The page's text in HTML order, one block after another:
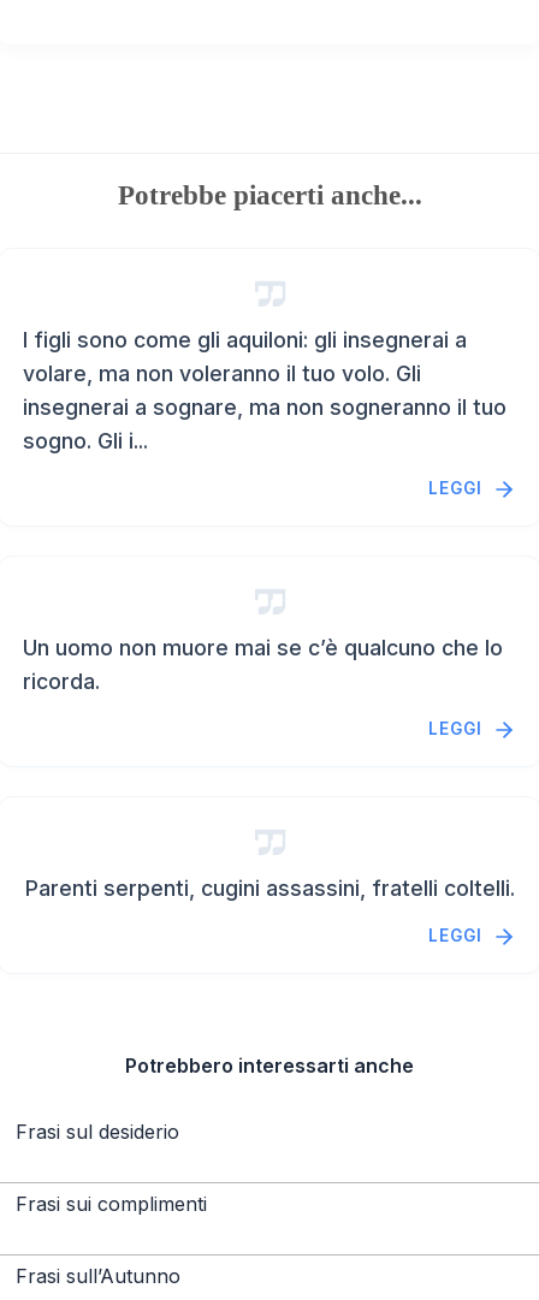
Potrebbe piacerti anche...
I figli sono come gli aquiloni: gli insegnerai a
volare, ma non voleranno il tuo volo. Gli
insegnerai a sognare, ma non sogneranno il tuo
sogno. Gli i...
LEGGI
Un uomo non muore mai se c’è qualcuno che lo
ricorda.
LEGGI
Parenti serpenti, cugini assassini, fratelli coltelli.
LEGGI
Potrebbero interessarti anche
Frasi sul desiderio
Frasi sui complimenti
Frasi sull’Autunno